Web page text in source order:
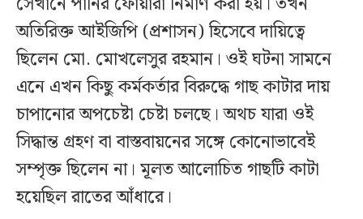
অতিরিক্ত আইজিপি (প্রশাসন) হিসেবে দায়িত্বে
ছিলেন মো. মোখলেসুর রহমান। ওই ঘটনা সামনে
এনে এখন কিছু কর্মকর্তার বিরুদ্ধে গাছ কাটার দায়
চাপানোর অপচেষ্টা চেষ্টা চলছে। অথচ যারা ওই
সিদ্ধান্ত গ্রহণ বা বাস্তবায়নের সঙ্গে কোনোভাবেই
সম্পৃক্ত ছিলেন না। মূলত আলোচিত গাছটি কাটা
হয়েছিল রাতের আঁধারে।